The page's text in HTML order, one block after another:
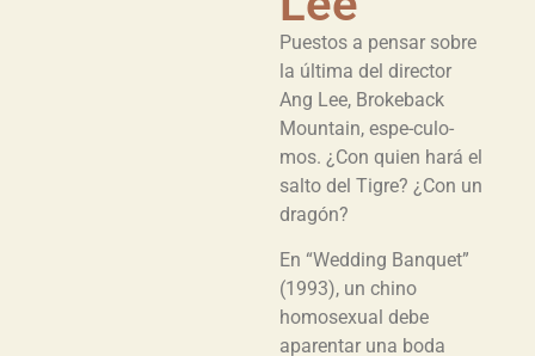
Puestos a pensar sobre
la última del director
Ang Lee, Brokeback
Mountain, espe-culo-
mos. ¿Con quien hará el
salto del Tigre? ¿Con un
dragón?
En “Wedding Banquet”
(1993), un chino
homosexual debe
aparentar una boda